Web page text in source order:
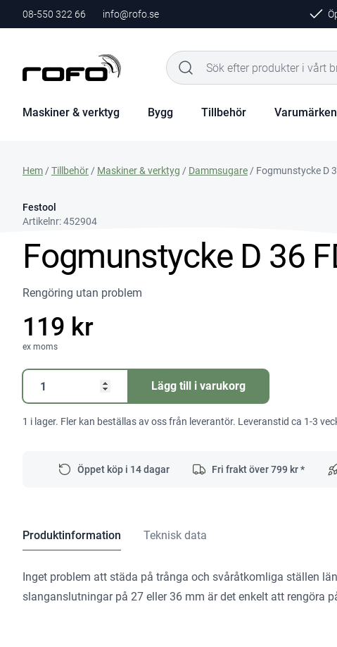
08-550 322 66 info@rofo.se
Maskiner & verktyg Bygg Tillbehör Varumärken
Hem /Tillbehör / Maskiner & verktyg / Dammsugare / Fogmunstycke D
Festool
Artikelnr:452904
Fogmunstycke D 36
Rengöring utan problem
119 kr
ex moms
Fogmunstycke
FD-
Lägg till i varukorg
1 i lager. Fler kan beställas av oss från leverantör. Leveranstid ca 1-3
Öppet köp i 14 dagar Fri frakt över799 kr *
Produktinformation Teknisk data
Inget problem att städa på trånga och svåråtkomliga ställen
slanganslutningar på 27 eller 36 mm är det enkelt att rengöra